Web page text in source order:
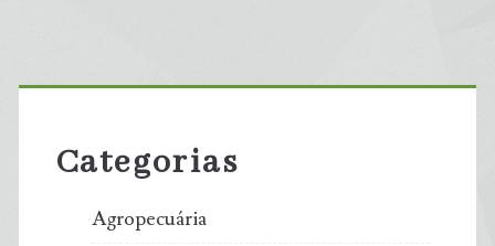
Primary
Sidebar
Categorias
Agropecuária